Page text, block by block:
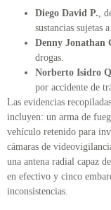
Diego David P.,
sustancias sujetas
Denny Jonathan
drogas.
Norberto Isidro
por accidente de
Las evidencias
incluyen: un arma de
vehículo retenido para
cámaras de
una antena radial capaz
en efectivo y cinco
inconsistencias.